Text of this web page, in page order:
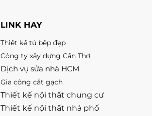
LINK HAY
Thiết kế tủ bếp đẹp
Công ty xây dựng Cần Thơ
Dịch vụ sửa nhà HCM
Gia công cắt gạch
Thiết kế nội thất chung cư
Thiết kế nội thất nhà phố